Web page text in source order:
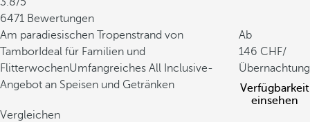
6471 Bewertungen
Am paradiesischen Tropenstrand von
Tambor Ideal für Familien und
FlitterwochenUmfangreiches All Inclusive-
Angebot an Speisen und Getränken
Ab
146
/
Übernachtung
Verfügbarkeit
einsehen
Vergleichen